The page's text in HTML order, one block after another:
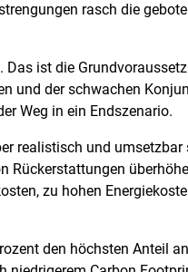
rasch die
ist die
und der schwachen
Weg in ein Endszenario.
realistisch und umsetzbar
Rückerstattungen
zu hohen
den höchsten Anteil